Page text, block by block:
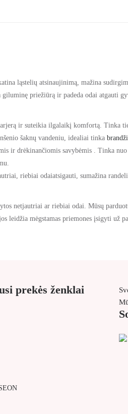
ląstelių atsinaujinimą, mažina
giluminę priežiūrą ir padeda odai atgauti
ir suteikia ilgalaikį komfortą. Tinka
šaknų vandeniu, idealiai tinka
ir drėkinančiomis savybėmis . Tinka nuo
riebiai odaiatsigauti, sumažina
netjautriai ar riebiai odai. Mūsų
leidžia mėgstamas priemones įsigyti už
prekės ženklai